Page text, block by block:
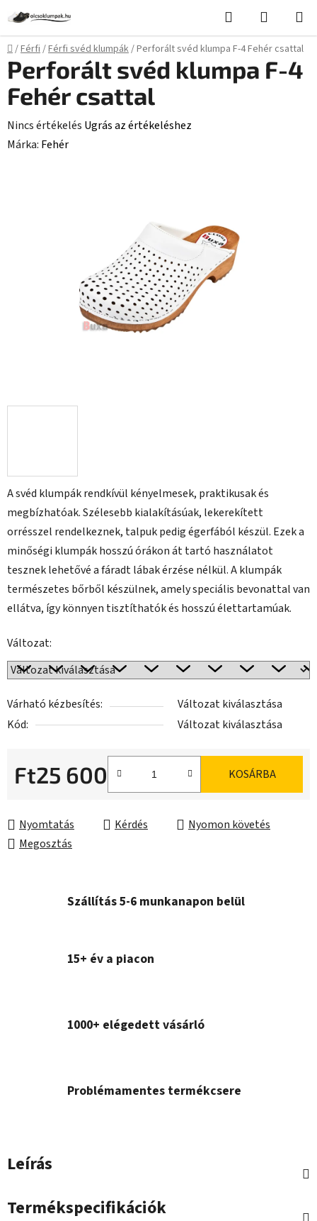
fő
tartalomhoz
Keresés KOSÁR
Kezdőlap
/Férfi/Férfi svéd klumpák/Perforált svéd klumpa F-4 Fehér csattal
A svéd klumpák rendkívül kényelmesek, praktikusak és
megbízhatóak. Szélesebb kialakításúak, lekerekített
orrésszel rendelkeznek, talpuk pedig égerfából készül. Ezek a
minőségi klumpák hosszú órákon át tartó használatot
tesznek lehetővé a fáradt lábak érzése nélkül. A klumpák
természetes bőrből készülnek, amely speciális bevonattal van
ellátva, így könnyen tisztíthatók és hosszú élettartamúak.
Változat:
Várható kézbesítés:
Változat kiválasztása
Kód:
Változat kiválasztása
Ft25 600 KOSÁRBA
Nyomtatás Kérdés
Nyomon követés
Megosztás
Perforált svéd klumpa F-4
Fehér csattal
A
termék
Nincs értékelés Ugrás az értékeléshez
Márka: Fehér
Szállítás 5-6 munkanapon belül
15+ év a piacon
1000+ elégedett vásárló
Problémamentes termékcsere
Leírás
Termékspecifikációk